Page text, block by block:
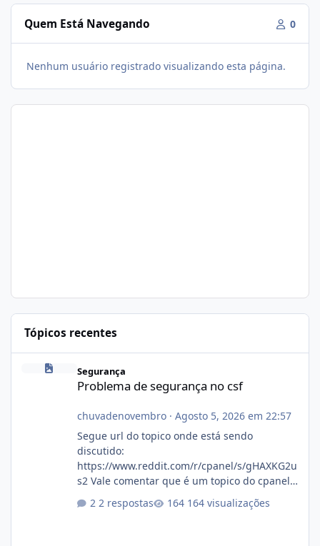
Quem Está Navegando 0
Nenhum usuário registrado visualizando esta página.
Tópicos recentes
Problema de segurança no csf
Segurança
Problema de segurança no csf
chuvadenovembro· Agosto 5, 2026 em 22:57
Segue url do topico onde está sendo
discutido:
https://www.reddit.com/r/cpanel/s/gHAXKG2u
s2 Vale comentar que é um topico do cpanel...
Não sei como ta a pegada no da.
2 respostas 164 visualizações